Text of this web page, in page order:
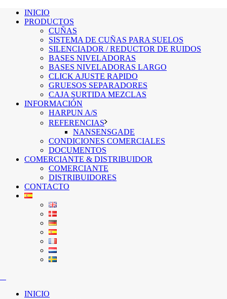
INICIO
PRODUCTOS
CUÑAS
SISTEMA DE CUÑAS PARA SUELOS
SILENCIADOR / REDUCTOR DE RUIDOS
BASES NIVELADORAS
BASES NIVELADORAS LARGO
CLICK AJUSTE RAPIDO
GRUESOS SEPARADORES
CAJA SURTIDA MEZCLAS
INFORMACIÓN
HARPUN A/S
REFERENCIAS
NANSENSGADE
CONDICIONES COMERCIALES
DOCUMENTOS
COMERCIANTE & DISTRIBUIDOR
COMERCIANTE
DISTRIBUIDORES
CONTACTO
INICIO